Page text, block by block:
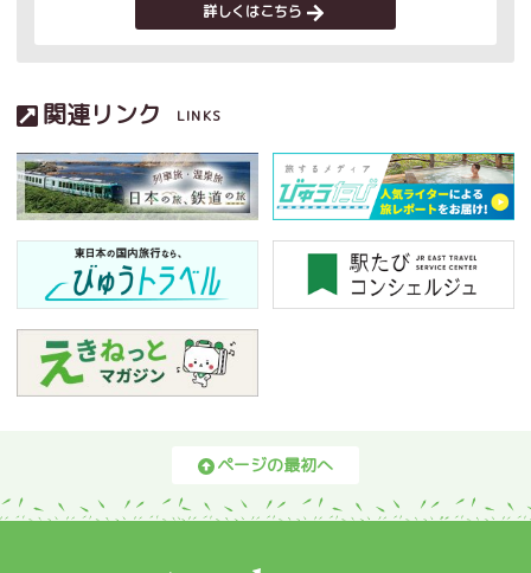
詳しくはこちら
関連リンク LINKS
ページの最初へ